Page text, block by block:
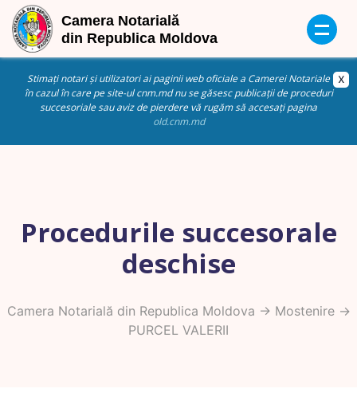
Stimați notari și utilizatori ai paginii web oficiale a Camerei Notariale
în cazul în care pe site-ul cnm.md nu se găsesc publicații de proceduri
succesoriale sau aviz de pierdere vă rugăm să accesați pagina
old.cnm.md
Procedurile succesorale
deschise
Camera Notarială din Republica Moldova -> Mostenire->
PURCEL VALERII